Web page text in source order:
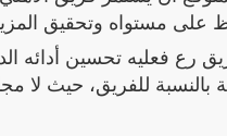
على مستواه وتحقيق
رع فعليه تحسين أدائه
بالنسبة للفريق، حيث لا